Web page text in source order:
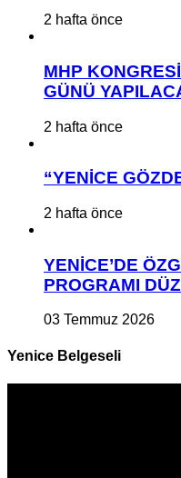
2 hafta önce
MHP
GÜNÜ
2 hafta önce
“YENİCE
2 hafta önce
YENİCE’DE
PROGRAMI
03 Temmuz 2026
Yenice Belgeseli